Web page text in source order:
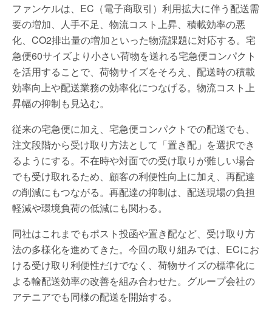
ファンケルは、EC（電子商取引）利用拡大に伴う配送需
要の増加、人手不足、物流コスト上昇、積載効率の悪
化、CO2排出量の増加といった物流課題に対応する。宅
急便60サイズより小さい荷物を送れる宅急便コンパクト
を活用することで、荷物サイズをそろえ、配送時の積載
効率向上や配送業務の効率化につなげる。物流コスト上
昇幅の抑制も見込む。
従来の宅急便に加え、宅急便コンパクトでの配送でも、
注文段階から受け取り方法として「置き配」を選択でき
るようにする。不在時や対面での受け取りが難しい場合
でも受け取れるため、顧客の利便性向上に加え、再配達
の削減にもつながる。再配達の抑制は、配送現場の負担
軽減や環境負荷の低減にも関わる。
同社はこれまでもポスト投函や置き配など、受け取り方
法の多様化を進めてきた。今回の取り組みでは、ECにお
ける受け取り利便性だけでなく、荷物サイズの標準化に
よる輸配送効率の改善を組み合わせた。グループ会社の
アテニアでも同様の配送を開始する。